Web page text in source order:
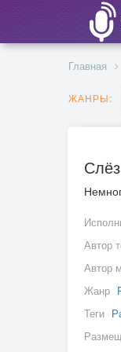
Главная
ЖАНРЫ:
Автор
Автор
Жанр
Теги